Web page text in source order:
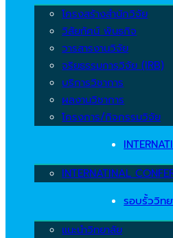
โครงสร้างสำนักวิจัย
วิสัยทัศน์ พันธกิจ
วารสารงานวิจัย
จริยธรรมการวิจัย (IRB)
บริการวิชาการ
ผลงานวิชาการ
โครงการ/กิจกรรมวิจัย
INTERNATINAL
รอบรั้ววิท
แนะนำวิทยาลัย